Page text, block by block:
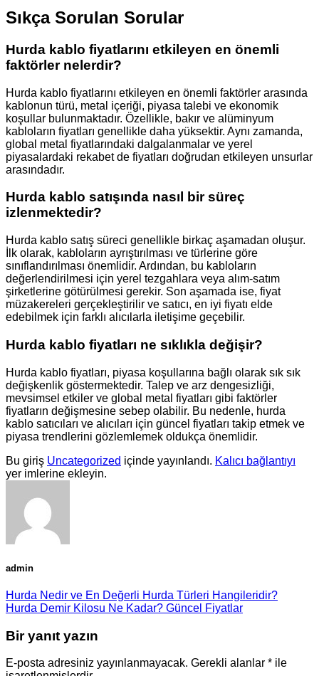
Sıkça Sorulan Sorular
Hurda kablo fiyatlarını etkileyen en önemli
faktörler nelerdir?
Hurda kablo fiyatlarını etkileyen en önemli faktörler arasında
kablonun türü, metal içeriği, piyasa talebi ve ekonomik
koşullar bulunmaktadır. Özellikle, bakır ve alüminyum
kabloların fiyatları genellikle daha yüksektir. Aynı zamanda,
global metal fiyatlarındaki dalgalanmalar ve yerel
piyasalardaki rekabet de fiyatları doğrudan etkileyen unsurlar
arasındadır.
Hurda kablo satışında nasıl bir süreç
izlenmektedir?
Hurda kablo satış süreci genellikle birkaç aşamadan oluşur.
İlk olarak, kabloların ayrıştırılması ve türlerine göre
sınıflandırılması önemlidir. Ardından, bu kabloların
değerlendirilmesi için yerel tezgahlara veya alım-satım
şirketlerine götürülmesi gerekir. Son aşamada ise, fiyat
müzakereleri gerçekleştirilir ve satıcı, en iyi fiyatı elde
edebilmek için farklı alıcılarla iletişime geçebilir.
Hurda kablo fiyatları ne sıklıkla değişir?
Hurda kablo fiyatları, piyasa koşullarına bağlı olarak sık sık
değişkenlik göstermektedir. Talep ve arz dengesizliği,
mevsimsel etkiler ve global metal fiyatları gibi faktörler
fiyatların değişmesine sebep olabilir. Bu nedenle, hurda
kablo satıcıları ve alıcıları için güncel fiyatları takip etmek ve
piyasa trendlerini gözlemlemek oldukça önemlidir.
Bu giriş Uncategorized içinde yayınlandı. Kalıcı bağlantıyı
yer imlerine ekleyin.
admin
Hurda Nedir ve En Değerli Hurda Türleri Hangileridir?
Hurda Demir Kilosu Ne Kadar? Güncel Fiyatlar
Bir yanıt yazın
E-posta adresiniz yayınlanmayacak. Gerekli alanlar * ile